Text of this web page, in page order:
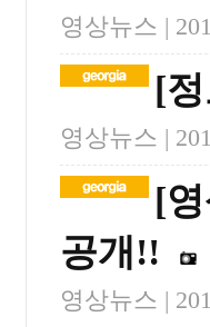
영상뉴스 |
[
영상뉴스 |
[
공개!!
영상뉴스 |